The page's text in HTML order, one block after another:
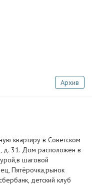
Архив
квартиру в Советском
д. 31. Дом расположен в
шаговой
Пятёрочка,рынок
детский клуб